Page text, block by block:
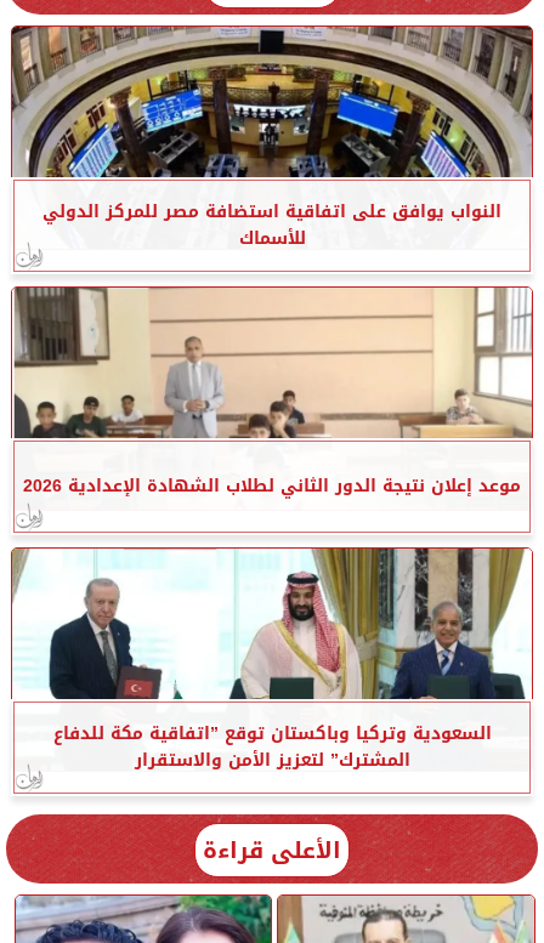
النواب يوافق على اتفاقية استضافة مصر للمركز الدولي
للأسماك
موعد إعلان نتيجة الدور الثاني لطلاب الشهادة الإعدادية 2026
السعودية وتركيا وباكستان توقع ”اتفاقية مكة للدفاع
المشترك” لتعزيز الأمن والاستقرار
الأعلى قراءة